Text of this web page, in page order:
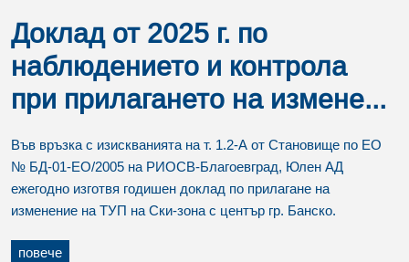
Доклад от 2025 г. по
наблюдението и контрола
при прилагането на измене...
Във връзка с изискванията на т. 1.2-А от Становище по ЕО
№ БД-01-ЕО/2005 на РИОСВ-Благоевград, Юлен АД
ежегодно изготвя годишен доклад по прилагане на
изменение на ТУП на Ски-зона с център гр. Банско.
повече